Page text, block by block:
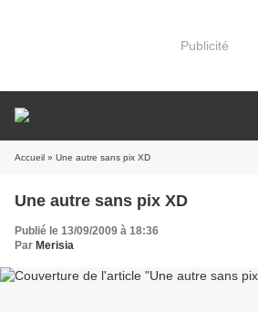
Publicité
Accueil » Une autre sans pix XD
Une autre sans pix XD
Publié le 13/09/2009 à 18:36
Par Merisia